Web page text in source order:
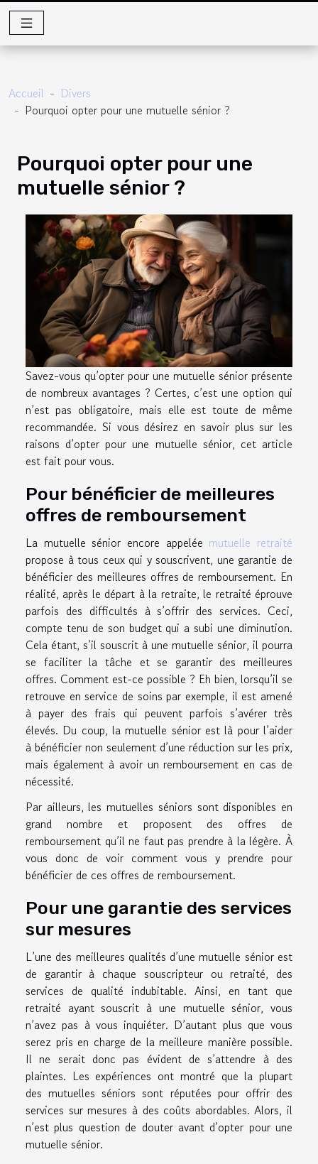
Accueil
Divers
Pourquoi opter pour une mutuelle sénior ?
Pourquoi opter pour une
mutuelle sénior ?
Savez-vous qu’opter pour une mutuelle sénior présente
de nombreux avantages ? Certes, c’est une option qui
n’est pas obligatoire, mais elle est toute de même
recommandée. Si vous désirez en savoir plus sur les
raisons d’opter pour une mutuelle sénior, cet article
est fait pour vous.
Pour bénéficier de meilleures
offres de remboursement
La mutuelle sénior encore appelée mutuelle retraité
propose à tous ceux qui y souscrivent, une garantie de
bénéficier des meilleures offres de remboursement. En
réalité, après le départ à la retraite, le retraité éprouve
parfois des difficultés à s’offrir des services. Ceci,
compte tenu de son budget qui a subi une diminution.
Cela étant, s’il souscrit à une mutuelle sénior, il pourra
se faciliter la tâche et se garantir des meilleures
offres. Comment est-ce possible ? Eh bien, lorsqu’il se
retrouve en service de soins par exemple, il est amené
à payer des frais qui peuvent parfois s’avérer très
élevés. Du coup, la mutuelle sénior est là pour l’aider
à bénéficier non seulement d’une réduction sur les prix,
mais également à avoir un remboursement en cas de
nécessité.
Par ailleurs, les mutuelles séniors sont disponibles en
grand nombre et proposent des offres de
remboursement qu’il ne faut pas prendre à la légère. À
vous donc de voir comment vous y prendre pour
bénéficier de ces offres de remboursement.
Pour une garantie des services
sur mesures
L’une des meilleures qualités d’une mutuelle sénior est
de garantir à chaque souscripteur ou retraité, des
services de qualité indubitable. Ainsi, en tant que
retraité ayant souscrit à une mutuelle sénior, vous
n’avez pas à vous inquiéter. D’autant plus que vous
serez pris en charge de la meilleure manière possible.
Il ne serait donc pas évident de s’attendre à des
plaintes. Les expériences ont montré que la plupart
des mutuelles séniors sont réputées pour offrir des
services sur mesures à des coûts abordables. Alors, il
n’est plus question de douter avant d’opter pour une
mutuelle sénior.